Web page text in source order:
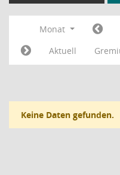
Monat
Aktuell
Keine Daten gefunden.